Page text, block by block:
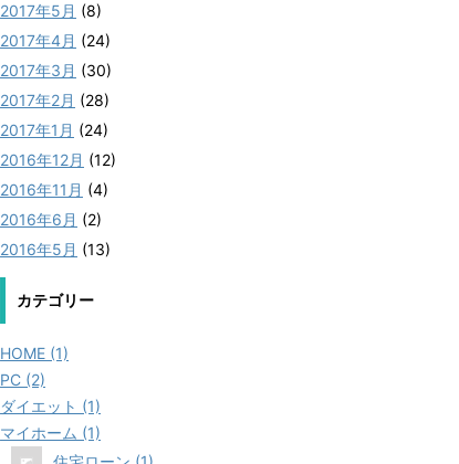
2017年5月 (8)
2017年4月 (24)
2017年3月 (30)
2017年2月 (28)
2017年1月 (24)
2016年12月 (12)
2016年11月 (4)
2016年6月 (2)
2016年5月 (13)
カテゴリー
HOME (1)
PC (2)
ダイエット (1)
マイホーム (1)